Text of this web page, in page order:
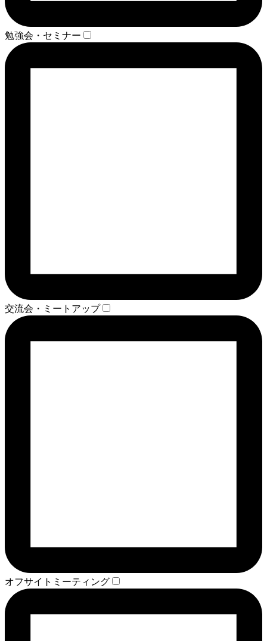
勉強会・セミナー
交流会・ミートアップ
オフサイトミーティング